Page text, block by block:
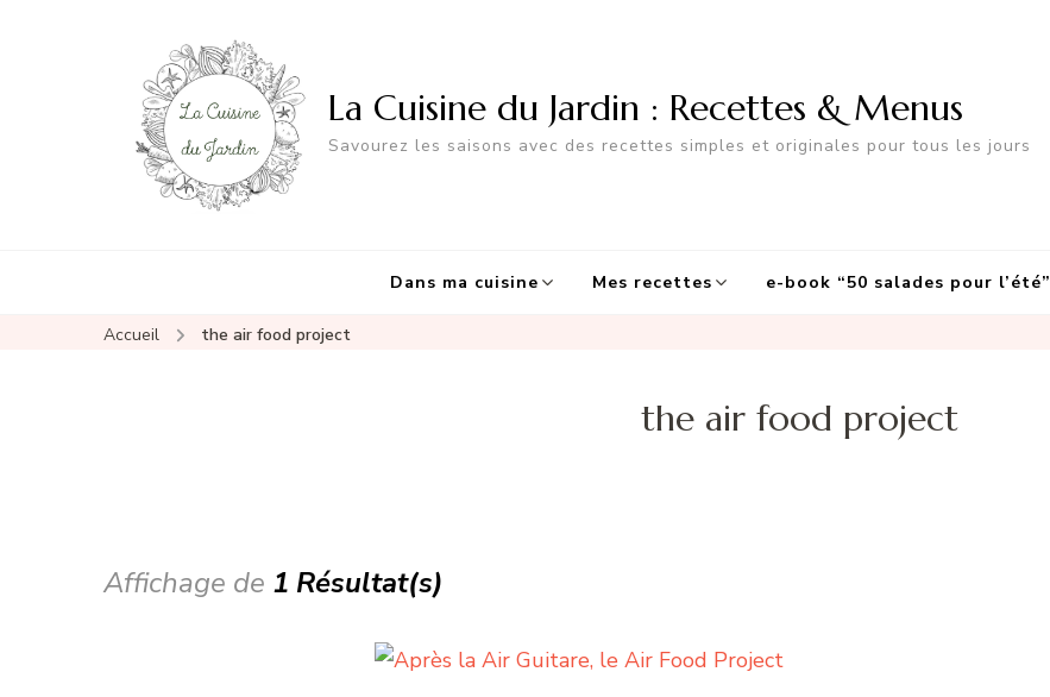
La Cuisine du Jardin : Recettes & Menus
Savourez les saisons avec des recettes simples et originales pour tous les jours
Dans ma cuisine Mes recettes e-book “50 salades pour l’été”
Accueil the air food project
the air food project
Affichage de 1 Résultat(s)